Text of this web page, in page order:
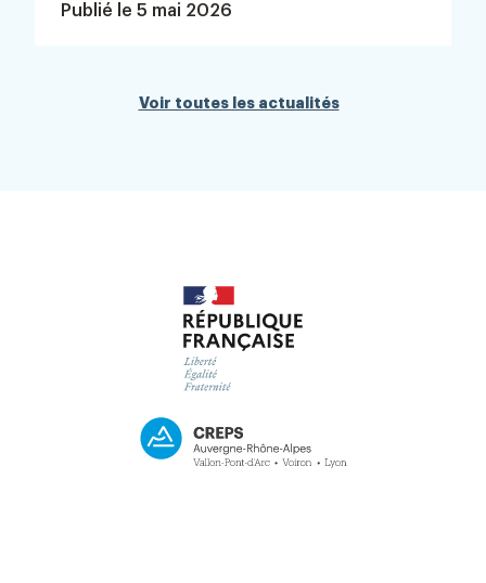
Publié le 5 mai 2026
Voir toutes les actualités